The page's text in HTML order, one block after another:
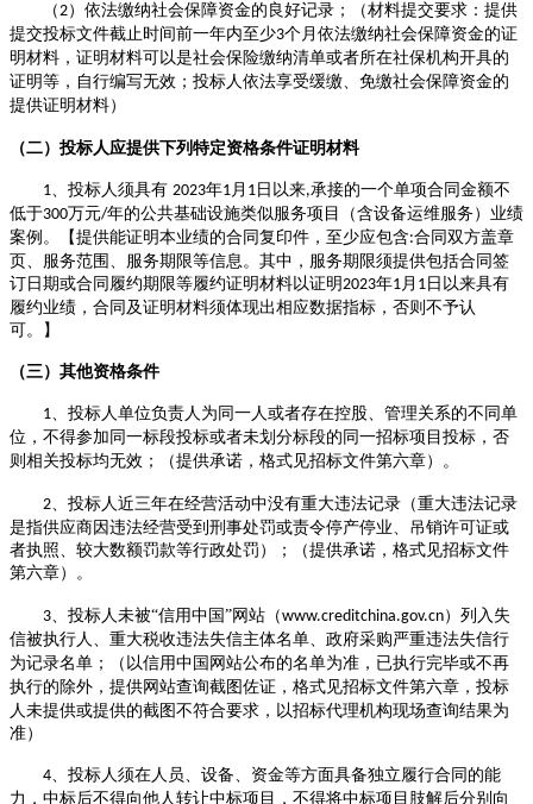
（2） 依法缴纳社会保障资金的良好记录 ； （材料提交要求： 提供
提交投标文件截止时间前一年内至少3个月依法缴纳社会保障资金的证
明材料 ， 证明材料可以是社会保险缴纳清单或者所在社保机构开具的
证明等，自行编写无效 ； 投标人依法享受缓缴、免缴社会保障资金的
提供证明材料）
（二）投标人应提供下列 特定资格条件证明材料
1 、投标人须具有 2023年1 月 1日以来,承接的一个单项合同金额不
低于300万元/年的公共基础设施类似服务项目（含设备运维服务）业绩
案例。【提供能证明本业绩的合同复印件，至少应包含:合同双方盖章
页、服务范围、服务期限等信息。其中，服务期限须提供包括合同签
订日期或合同履约期限等履约证明材料以证明2023年1 月 1日以来具有
履约业绩，合同及证明材料须体现出相应数据指标，否则不予认
可。】
（三） 其他资格条件
1
投标人单位负责人为同一人或者存在控股、管理关系的不同单
位， 不得参加同一标段投标或者未划分标段的同一招标项目投标 ，否
则相关投标均无效 ； （提供承诺， 格式见招标文件第六章） 。
2 投标人 近三年在经营活动中没有重大违法记录（重大违法记录
是指供应商因违法经营受到刑事处罚或责令停产停业、吊销许可证或
者执照、 较大数额罚款等行政处罚） ；（提供承诺， 格式见招标文件
第六章） 。
3 投标人 未被“信用中国”网站（www.creditchina.gov.cn）列入失
信被执行人、 重大税收违法失信主体名单、 政府采购严重违法失信行
为记录名单 ；
（以信用中国网站公布的名单为准，已执行完毕或不再
执行的除外， 提供网站查询截图佐证， 格式见招标文件第六章 ，投标
人未提供或提供的截图不符合要求，以招标代理机构现场查询结果为
准）
4
投标人须在人员、设备、资金等方面具备独立履行合同的能
力，中标后不得向他人转让中标项目，不得将中标项目 肢解后分别向